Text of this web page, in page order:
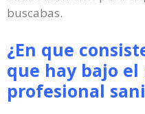
buscabas.
¿En que
que hay bajo
profesional